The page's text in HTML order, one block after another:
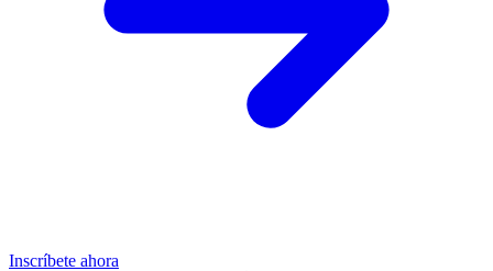
Inscríbete ahora